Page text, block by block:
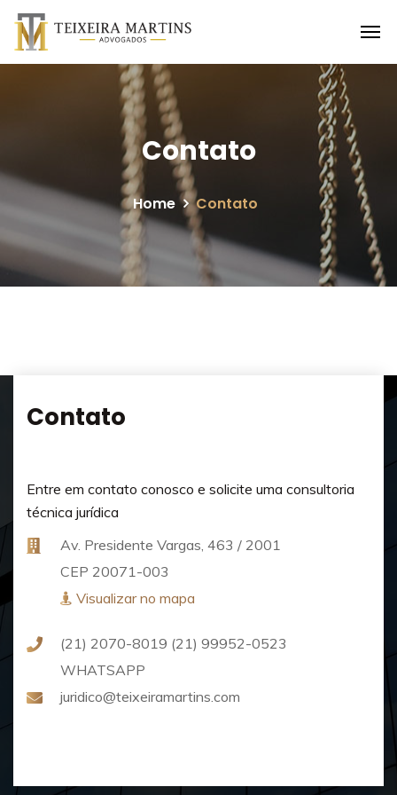
Contato
Home Contato
Contato
Entre em contato conosco e solicite uma consultoria
técnica jurídica
Av. Presidente Vargas, 463 / 2001
CEP 20071-003
Visualizar no mapa
(21) 2070-8019 (21) 99952-0523
WHATSAPP
juridico@teixeiramartins.com